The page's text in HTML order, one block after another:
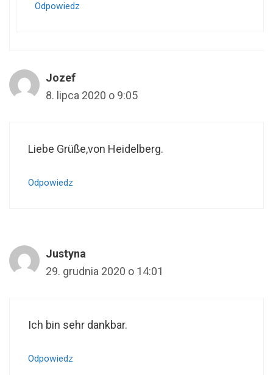
Odpowiedz
Jozef
8. lipca 2020 o 9:05
Liebe Grüße,von Heidelberg.
Odpowiedz
Justyna
29. grudnia 2020 o 14:01
Ich bin sehr dankbar.
Odpowiedz